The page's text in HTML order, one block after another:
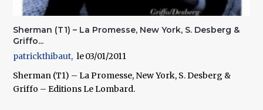
Sherman (T1) – La Promesse, New York, S. Desberg &
Griffo...
patrickthibaut
03/01/2011
Sherman (T1) – La Promesse, New York, S. Desberg &
Griffo – Editions Le Lombard.